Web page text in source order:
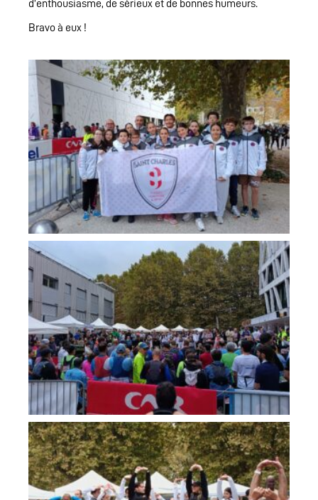
d’enthousiasme, de sérieux et de bonnes humeurs.
Bravo à eux !